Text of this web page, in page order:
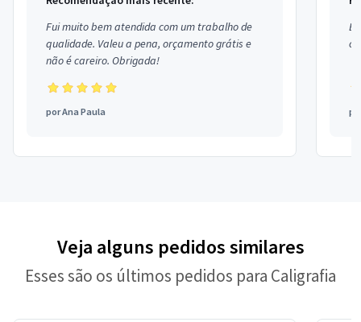
Fui muito bem atendida com um trabalho de
qualidade. Valeu a pena, orçamento grátis e
não é careiro. Obrigada!
porAna Paula
Veja alguns pedidos similares
Esses são os últimos pedidos para Caligrafia